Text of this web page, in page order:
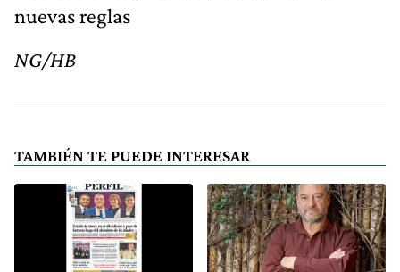
nuevas reglas
NG/HB
TAMBIÉN TE PUEDE INTERESAR